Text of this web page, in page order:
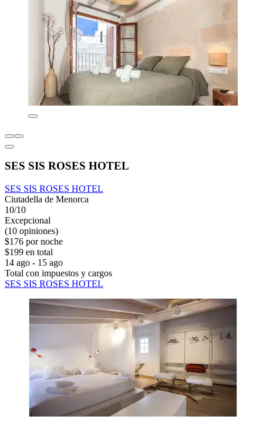
SES SIS ROSES HOTEL
SES SIS ROSES HOTEL
Ciutadella de Menorca
10/10
Excepcional
(10 opiniones)
$176 por noche
$199 en total
14 ago - 15 ago
Total con impuestos y cargos
SES SIS ROSES HOTEL